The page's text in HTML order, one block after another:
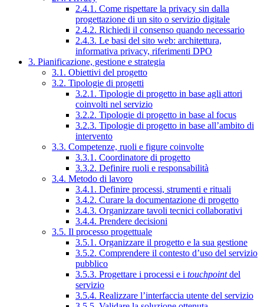
2.4.1. Come rispettare la privacy sin dalla
progettazione di un sito o servizio digitale
2.4.2. Richiedi il consenso quando necessario
2.4.3. Le basi del sito web: architettura,
informativa privacy, riferimenti DPO
3. Pianificazione, gestione e strategia
3.1. Obiettivi del progetto
3.2. Tipologie di progetti
3.2.1. Tipologie di progetto in base agli attori
coinvolti nel servizio
3.2.2. Tipologie di progetto in base al focus
3.2.3. Tipologie di progetto in base all’ambito di
intervento
3.3. Competenze, ruoli e figure coinvolte
3.3.1. Coordinatore di progetto
3.3.2. Definire ruoli e responsabilità
3.4. Metodo di lavoro
3.4.1. Definire processi, strumenti e rituali
3.4.2. Curare la documentazione di progetto
3.4.3. Organizzare tavoli tecnici collaborativi
3.4.4. Prendere decisioni
3.5. Il processo progettuale
3.5.1. Organizzare il progetto e la sua gestione
3.5.2. Comprendere il contesto d’uso del servizio
pubblico
3.5.3. Progettare i processi e i touchpointdel
servizio
3.5.4. Realizzare l’interfaccia utente del servizio